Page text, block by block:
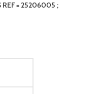
REF = 25206005 ;